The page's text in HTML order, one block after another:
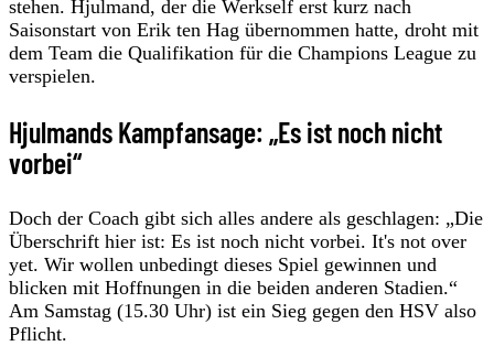
stehen. Hjulmand, der die Werkself erst kurz nach
Saisonstart von Erik ten Hag übernommen hatte, droht mit
dem Team die Qualifikation für die Champions League zu
verspielen.
Hjulmands Kampfansage: „Es ist noch nicht
vorbei“
Doch der Coach gibt sich alles andere als geschlagen: „Die
Überschrift hier ist: Es ist noch nicht vorbei. It's not over
yet. Wir wollen unbedingt dieses Spiel gewinnen und
blicken mit Hoffnungen in die beiden anderen Stadien.“
Am Samstag (15.30 Uhr) ist ein Sieg gegen den HSV also
Pflicht.